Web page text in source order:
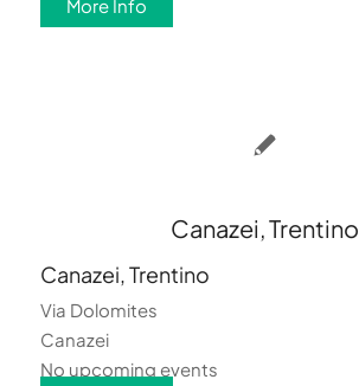
More Info
Canazei, Trentino
Canazei, Trentino
Via Dolomites
Canazei
No upcoming events